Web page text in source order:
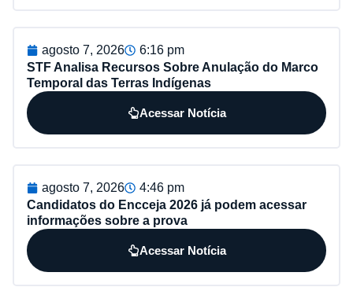
agosto 7, 2026
6:16 pm
STF Analisa Recursos Sobre Anulação do Marco
Temporal das Terras Indígenas
Acessar Notícia
agosto 7, 2026
4:46 pm
Candidatos do Encceja 2026 já podem acessar
informações sobre a prova
Acessar Notícia